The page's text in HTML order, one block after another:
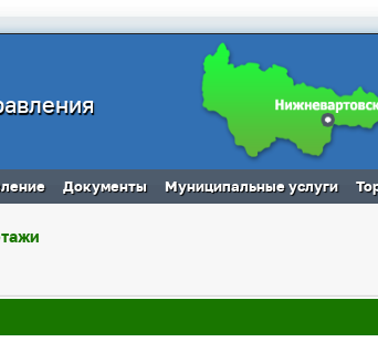
Документы Муниципальные услуги